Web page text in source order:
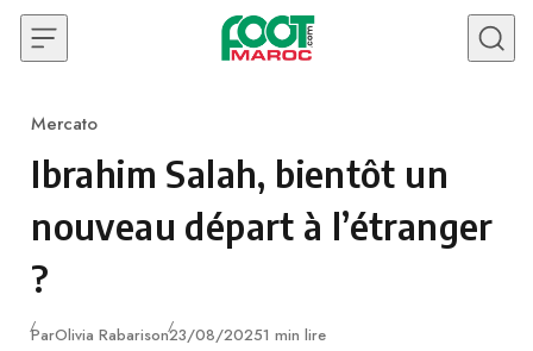
Skip to content
Category
Mercato
Ibrahim Salah, bientôt un
nouveau départ à l’étranger
?
ParOlivia RabarisonPublié
23/08/20251 min lire